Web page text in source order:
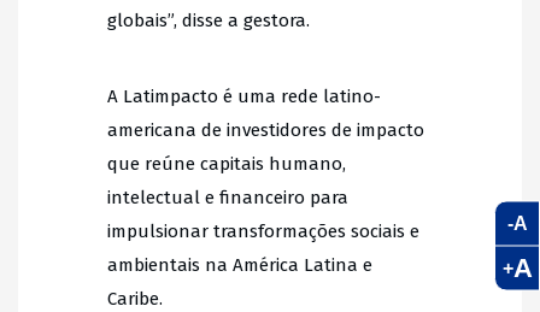
globais”, disse a gestora.
A Latimpacto é uma rede latino-
americana de investidores de impacto
que reúne capitais humano,
intelectual e financeiro para
impulsionar transformações sociais e
ambientais na América Latina e
Caribe.
-A
+A